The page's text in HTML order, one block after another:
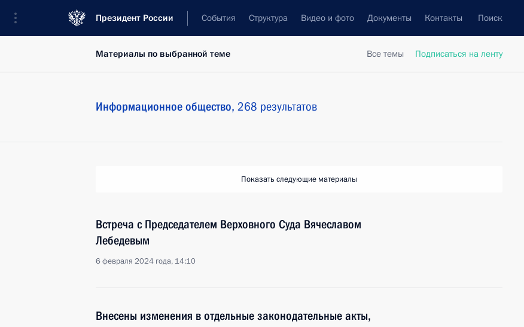
Президент России События Структура Видео и фото Документы Контакты Поиск
Все темы Подписаться на ленту
Материалы по выбранной теме
Информационное общество, 268 результатов
Показать следующие материалы
Встреча с Председателем Верховного Суда Вячеславом
Лебедевым
6 февраля 2024 года, 14:10
Внесены изменения в отдельные законодательные акты,